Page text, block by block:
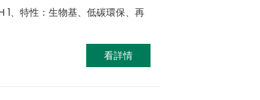
、特性：生物基、低碳環保、再
看詳情